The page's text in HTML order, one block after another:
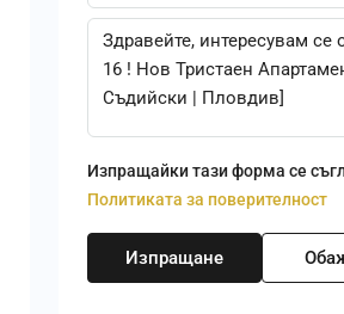
Изпращайки тази форма се
Политиката за поверителност
Изпращане